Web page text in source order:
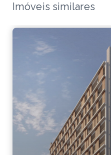
Imóveis similares